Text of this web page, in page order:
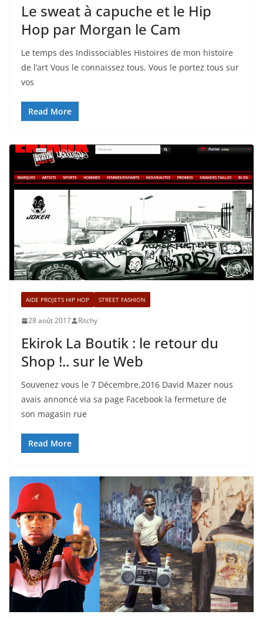
Le sweat à capuche et le Hip
Hop par Morgan le Cam
Le temps des Indissociables Histoires de mon histoire
de l’art Vous le connaissez tous. Vous le portez tous sur
vos
Read More
AIDE PROJETS HIP HOP STREET FASHION
28 août 2017 Ritchy
Ekirok La Boutik : le retour du
Shop !.. sur le Web
Souvenez vous le 7 Décembre,2016 David Mazer nous
avais annoncé via sa page Facebook la fermeture de
son magasin rue
Read More